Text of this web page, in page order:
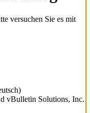
versuchen Sie es mit
vBulletin Solutions, Inc.